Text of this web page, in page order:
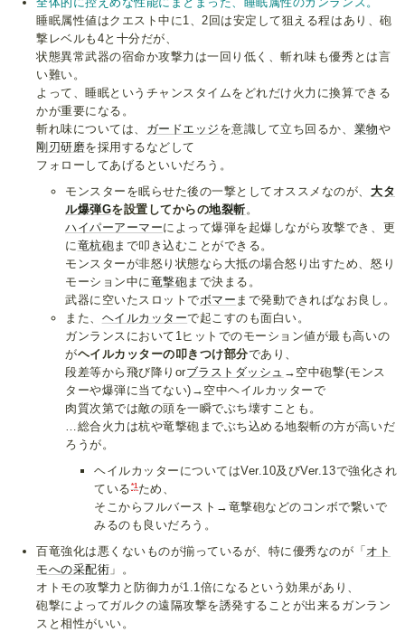
睡眠属性値はクエスト中に1、2回は安定して狙える程はあり、砲
撃レベルも4と十分だが、
状態異常武器の宿命か攻撃力は一回り低く、斬れ味も優秀とは言
い難い。
よって、睡眠というチャンスタイムをどれだけ火力に換算できる
かが重要になる。
斬れ味については、 ガードエッジ を意識して立ち回るか、 業物や
剛刃研磨を採用するなどして
フォローしてあげるといいだろう。
モンスターを眠らせた後の一撃としてオススメなのが、 大タ
ル爆弾Gを設置してからの地裂斬 。
ハイパーアーマーによって爆弾を起爆しながら攻撃でき、更
に 竜杭砲 まで叩き込むことができる。
モンスターが非怒り状態なら大抵の場合怒り出すため、怒り
モーション中に 竜撃砲 まで決まる。
武器に空いたスロットでボマー まで発動できればなお良し。
また、 ヘイルカッターで起こすのも面白い。
ガンランスにおいて1ヒットでのモーション値が最も高いの
がヘイルカッターの叩きつけ部分であり、
段差等から飛び降りorブラストダッシュ →空中砲撃(モンス
ターや爆弾に当てない)→空中ヘイルカッターで
肉質次第では敵の頭を一瞬でぶち壊すことも。
…総合火力は杭や竜撃砲までぶち込める地裂斬の方が高いだ
ろうが。
ヘイルカッターについてはVer.10及びVer.13で強化され
ている *1ため、
そこからフルバースト→竜撃砲などのコンボで繋いで
みるのも良いだろう。
百竜強化は悪くないものが揃っているが、特に優秀なのが「 オト
モへの采配術 」。
オトモの攻撃力と防御力が1.1倍になるという効果があり、
砲撃によってガルクの遠隔攻撃を誘発することが出来るガンラン
スと相性がいい。